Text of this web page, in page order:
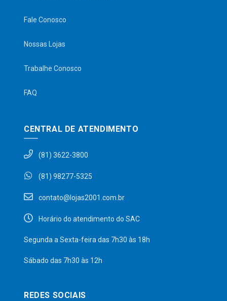
Fale Conosco
Nossas Lojas
Trabalhe Conosco
FAQ
CENTRAL DE ATENDIMENTO
(81) 3622-3800
(81) 98277-5325
contato@lojas2001.com.br
Horário do atendimento do SAC
Segunda a Sexta-feira das 7h30 às 18h
Sábado das 7h30 às 12h
REDES SOCIAIS